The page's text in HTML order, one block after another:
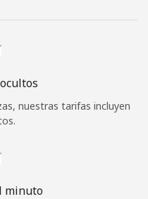
¿Olvidaste tu contraseña? →
nuestras tarifas incluyen
minuto